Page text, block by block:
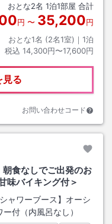
おとな2名 1泊1部屋 合計
円 〜 35,200円
おとな1名 (2名1室)｜ 1泊
税込 14,300円〜17,600円
見る
お問い合わせコード
食なしでご出発のお
味バイキング付＞
ャワーブース】オーシ
ー付（内風呂なし）